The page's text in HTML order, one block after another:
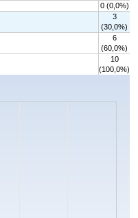
0 (0,0%)
3
(30,0%)
6
(60,0%)
10
(100,0%)
from 0 to 6.